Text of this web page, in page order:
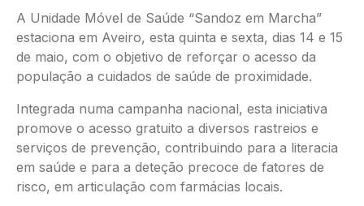
A Unidade Móvel de Saúde “Sandoz em Marcha”
estaciona em Aveiro, esta quinta e sexta, dias 14 e 15
de maio, com o objetivo de reforçar o acesso da
população a cuidados de saúde de proximidade.
Integrada numa campanha nacional, esta iniciativa
promove o acesso gratuito a diversos rastreios e
serviços de prevenção, contribuindo para a literacia
em saúde e para a deteção precoce de fatores de
risco, em articulação com farmácias locais.